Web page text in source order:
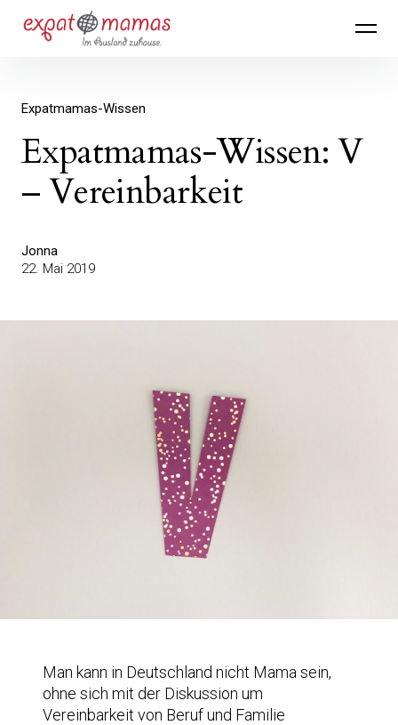
überspringen
Expatmamas – im Ausland zuhause
Expatmamas-Wissen
Expatmamas-Wissen: V
– Vereinbarkeit
Jonna
22. Mai 2019
Man kann in Deutschland nicht Mama sein,
ohne sich mit der Diskussion um
Vereinbarkeit von Beruf und Familie